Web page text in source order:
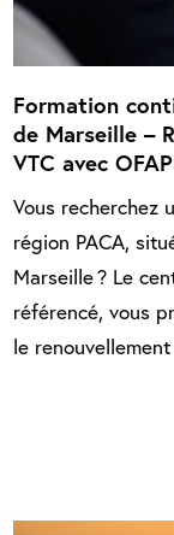
Formation
de Marseille –
VTC avec
Vous recherchez
région PACA,
Marseille ? Le
référencé, vous
le